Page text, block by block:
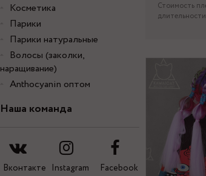
Косметика
Парики
Парики натуральные
Волосы (заколки,
наращивание)
Anthocyanin оптом
Наша команда
Вконтакте Instagram Facebook
Стоимость